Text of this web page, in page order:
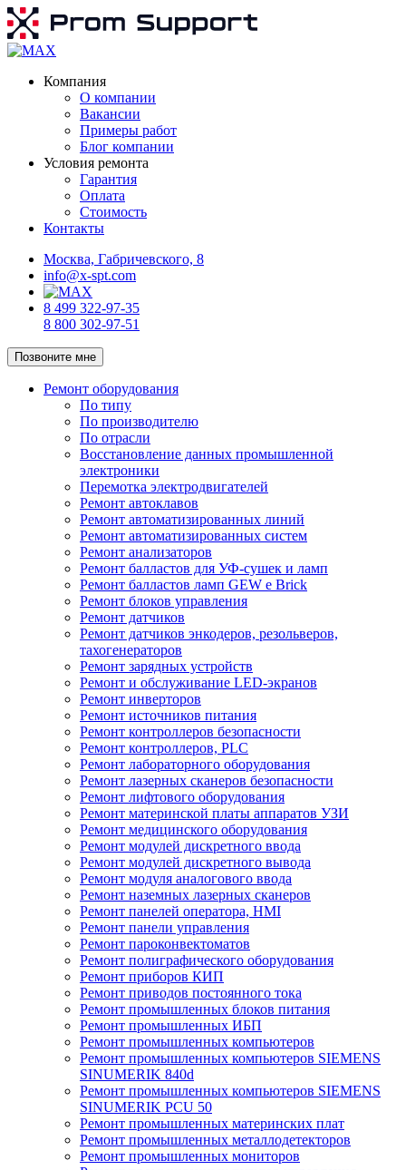
Компания
О компании
Вакансии
Примеры работ
Блог компании
Условия ремонта
Гарантия
Оплата
Стоимость
Контакты
Москва, Габричевского, 8
info@x-spt.com
8 499 322-97-35
8 800 302-97-51
Позвоните мне
Ремонт оборудования
По типу
По производителю
По отрасли
Восстановление данных промышленной
электроники
Перемотка электродвигателей
Ремонт автоклавов
Ремонт автоматизированных линий
Ремонт автоматизированных систем
Ремонт анализаторов
Ремонт балластов для УФ-сушек и ламп
Ремонт балластов ламп GEW e Brick
Ремонт блоков управления
Ремонт датчиков
Ремонт датчиков энкодеров, резольверов,
тахогенераторов
Ремонт зарядных устройств
Ремонт и обслуживание LED-экранов
Ремонт инверторов
Ремонт источников питания
Ремонт контроллеров безопасности
Ремонт контроллеров, PLC
Ремонт лабораторного оборудования
Ремонт лазерных сканеров безопасности
Ремонт лифтового оборудования
Ремонт материнской платы аппаратов УЗИ
Ремонт медицинского оборудования
Ремонт модулей дискретного ввода
Ремонт модулей дискретного вывода
Ремонт модуля аналогового ввода
Ремонт наземных лазерных сканеров
Ремонт панелей оператора, HMI
Ремонт панели управления
Ремонт пароконвектоматов
Ремонт полиграфического оборудования
Ремонт приборов КИП
Ремонт приводов постоянного тока
Ремонт промышленных блоков питания
Ремонт промышленных ИБП
Ремонт промышленных компьютеров
Ремонт промышленных компьютеров SIEMENS
SINUMERIK 840d
Ремонт промышленных компьютеров SIEMENS
SINUMERIK PCU 50
Ремонт промышленных материнских плат
Ремонт промышленных металлодетекторов
Ремонт промышленных мониторов